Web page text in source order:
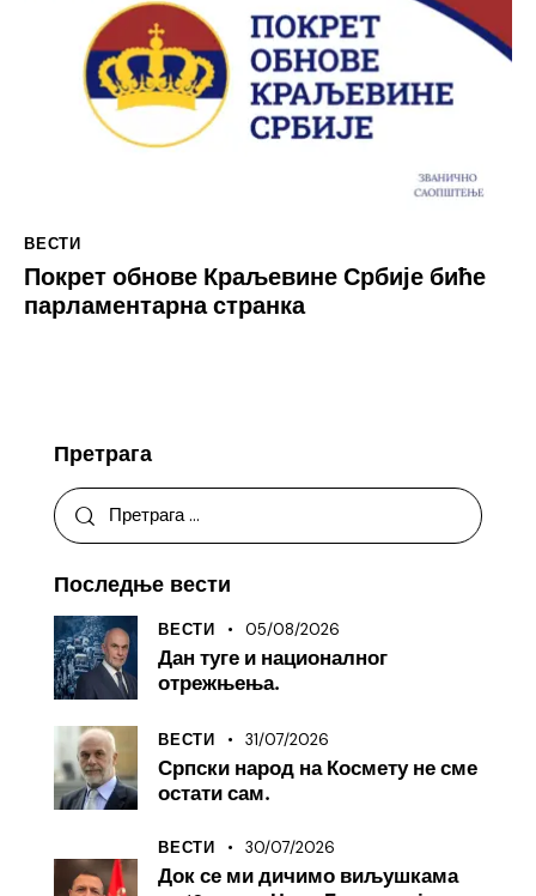
ВЕСТИ
Покрет обнове Краљевине Србије биће
парламентарна странка
Претрага
Последње вести
ВЕСТИ 05/08/2026
Дан туге и националног
отрежњења.
ВЕСТИ 31/07/2026
Српски народ на Космету не сме
остати сам.
ВЕСТИ 30/07/2026
Док се ми дичимо виљушкама